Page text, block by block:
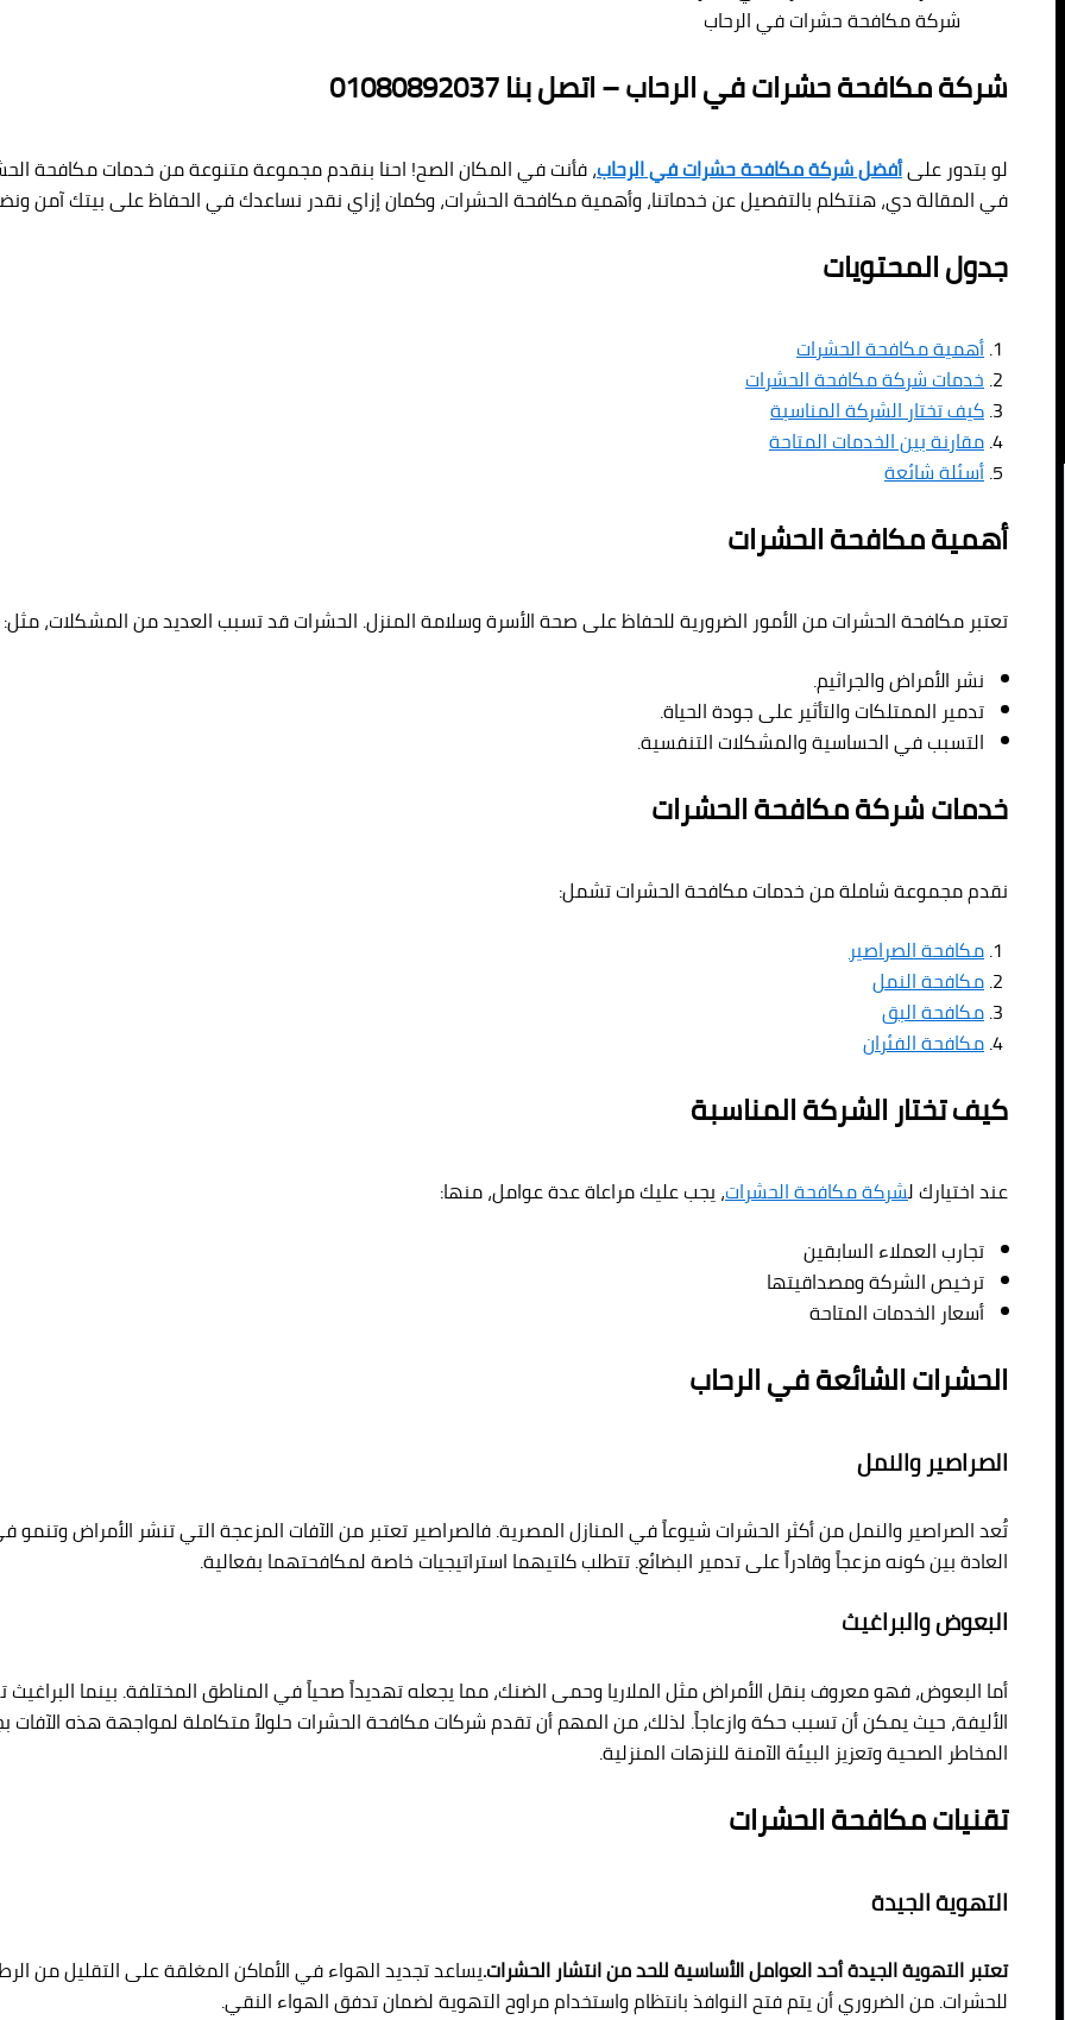
شركة مكافحة حشرات في الرحاب
شركة مكافحة حشرات في الرحاب – اتصل بنا 01080892037
لو بتدور علىأفضل شركة مكافحة حشرات في الرحاب، فأنت في المكان الصح! احنا بنقدم مجموعة متنوعة من خدمات مكافحة
في المقالة دي، هنتكلم بالتفصيل عن خدماتنا، وأهمية مكافحة الحشرات، وكمان إزاي نقدر نساعدك في الحفاظ على بيتك آمن
جدول المحتويات
أهمية مكافحة الحشرات
خدمات شركة مكافحة الحشرات
كيف تختار الشركة المناسبة
مقارنة بين الخدمات المتاحة
أسئلة شائعة
أهمية مكافحة الحشرات
تعتبر مكافحة الحشرات من الأمور الضرورية للحفاظ على صحة الأسرة وسلامة المنزل. الحشرات قد تسبب العديد من المشكلات، مثل:
نشر الأمراض والجراثيم.
تدمير الممتلكات والتأثير على جودة الحياة.
التسبب في الحساسية والمشكلات التنفسية.
خدمات شركة مكافحة الحشرات
نقدم مجموعة شاملة من خدمات مكافحة الحشرات تشمل:
مكافحة الصراصير
مكافحة النمل
مكافحة البق
مكافحة الفئران
كيف تختار الشركة المناسبة
عند اختيارك لشركة مكافحة الحشرات، يجب عليك مراعاة عدة عوامل، منها:
تجارب العملاء السابقين
ترخيص الشركة ومصداقيتها
أسعار الخدمات المتاحة
الحشرات الشائعة في الرحاب
الصراصير والنمل
تُعد الصراصير والنمل من أكثر الحشرات شيوعاً في المنازل المصرية. فالصراصير تعتبر من الآفات المزعجة التي تنشر الأمراض وتنمو
العادة بين كونه مزعجاً وقادراً على تدمير البضائع. تتطلب كلتيهما استراتيجيات خاصة لمكافحتهما بفعالية.
البعوض والبراغيث
أما البعوض، فهو معروف بنقل الأمراض مثل الملاريا وحمى الضنك، مما يجعله تهديداً صحياً في المناطق المختلفة. بينما البراغيث
الأليفة، حيث يمكن أن تسبب حكة وازعاجاً. لذلك، من المهم أن تقدم شركات مكافحة الحشرات حلولاً متكاملة لمواجهة هذه
المخاطر الصحية وتعزيز البيئة الآمنة للنزهات المنزلية.
تقنيات مكافحة الحشرات
التهوية الجيدة
تعتبر التهوية الجيدة أحد العوامل الأساسية للحد من انتشار الحشرات.يساعد تجديد الهواء في الأماكن المغلقة على التقليل من
للحشرات. من الضروري أن يتم فتح النوافذ بانتظام واستخدام مراوح التهوية لضمان تدفق الهواء النقي.